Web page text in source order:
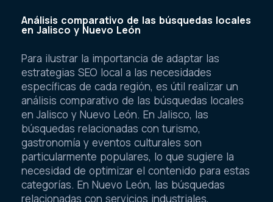
Análisis comparativo de las búsquedas locales
en Jalisco y Nuevo León
Para ilustrar la importancia de adaptar las
estrategias SEO local a las necesidades
específicas de cada región, es útil realizar un
análisis comparativo de las búsquedas locales
en Jalisco y Nuevo León. En Jalisco, las
búsquedas relacionadas con turismo,
gastronomía y eventos culturales son
particularmente populares, lo que sugiere la
necesidad de optimizar el contenido para estas
categorías. En Nuevo León, las búsquedas
relacionadas con servicios industriales,